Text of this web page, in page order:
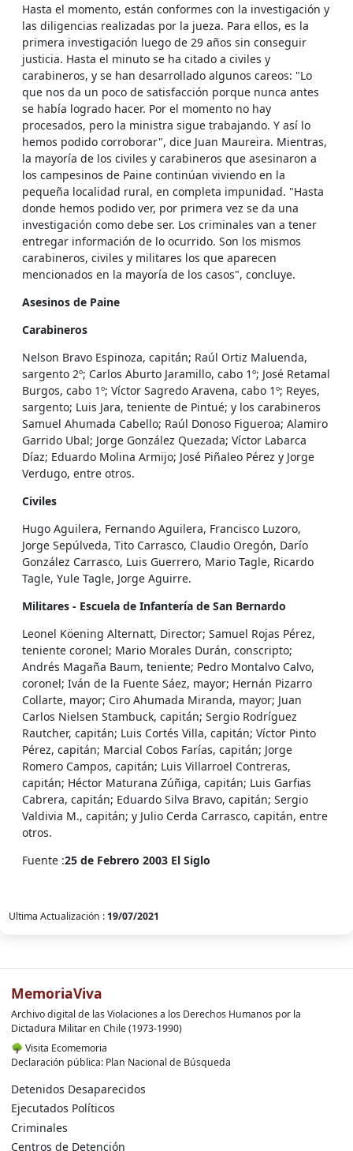
Hasta el momento, están conformes con la investigación y
las diligencias realizadas por la jueza. Para ellos, es la
primera investigación luego de 29 años sin conseguir
justicia. Hasta el minuto se ha citado a civiles y
carabineros, y se han desarrollado algunos careos: "Lo
que nos da un poco de satisfacción porque nunca antes
se había logrado hacer. Por el momento no hay
procesados, pero la ministra sigue trabajando. Y así lo
hemos podido corroborar", dice Juan Maureira. Mientras,
la mayoría de los civiles y carabineros que asesinaron a
los campesinos de Paine continúan viviendo en la
pequeña localidad rural, en completa impunidad. "Hasta
donde hemos podido ver, por primera vez se da una
investigación como debe ser. Los criminales van a tener
entregar información de lo ocurrido. Son los mismos
carabineros, civiles y militares los que aparecen
mencionados en la mayoría de los casos", concluye.
Asesinos de Paine
Carabineros
Nelson Bravo Espinoza, capitán; Raúl Ortiz Maluenda,
sargento 2º; Carlos Aburto Jaramillo, cabo 1º; José Retamal
Burgos, cabo 1º; Víctor Sagredo Aravena, cabo 1º; Reyes,
sargento; Luis Jara, teniente de Pintué; y los carabineros
Samuel Ahumada Cabello; Raúl Donoso Figueroa; Alamiro
Garrido Ubal; Jorge González Quezada; Víctor Labarca
Díaz; Eduardo Molina Armijo; José Piñaleo Pérez y Jorge
Verdugo, entre otros.
Civiles
Hugo Aguilera, Fernando Aguilera, Francisco Luzoro,
Jorge Sepúlveda, Tito Carrasco, Claudio Oregón, Darío
González Carrasco, Luis Guerrero, Mario Tagle, Ricardo
Tagle, Yule Tagle, Jorge Aguirre.
Militares - Escuela de Infantería de San Bernardo
Leonel Köening Alternatt, Director; Samuel Rojas Pérez,
teniente coronel; Mario Morales Durán, conscripto;
Andrés Magaña Baum, teniente; Pedro Montalvo Calvo,
coronel; Iván de la Fuente Sáez, mayor; Hernán Pizarro
Collarte, mayor; Ciro Ahumada Miranda, mayor; Juan
Carlos Nielsen Stambuck, capitán; Sergio Rodríguez
Rautcher, capitán; Luis Cortés Villa, capitán; Víctor Pinto
Pérez, capitán; Marcial Cobos Farías, capitán; Jorge
Romero Campos, capitán; Luis Villarroel Contreras,
capitán; Héctor Maturana Zúñiga, capitán; Luis Garfias
Cabrera, capitán; Eduardo Silva Bravo, capitán; Sergio
Valdivia M., capitán; y Julio Cerda Carrasco, capitán, entre
otros.
Fuente :25 de Febrero 2003 El Siglo
Ultima Actualización : 19/07/2021
MemoriaViva
Archivo digital de las Violaciones a los Derechos Humanos por la
Dictadura Militar en Chile (1973-1990)
🌳 Visita Ecomemoria
Declaración pública: Plan Nacional de Búsqueda
Detenidos Desaparecidos
Ejecutados Políticos
Criminales
Centros de Detención